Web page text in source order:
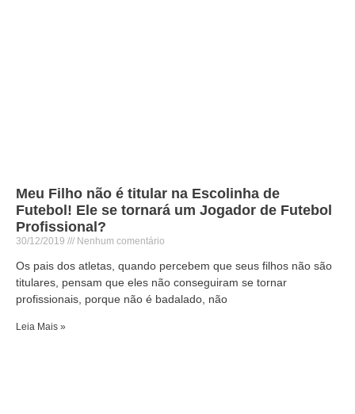
Meu Filho não é titular na Escolinha de
Futebol! Ele se tornará um Jogador de Futebol
Profissional?
30/12/2019 Nenhum comentário
Os pais dos atletas, quando percebem que seus filhos não são
titulares, pensam que eles não conseguiram se tornar
profissionais, porque não é badalado, não
Leia Mais »